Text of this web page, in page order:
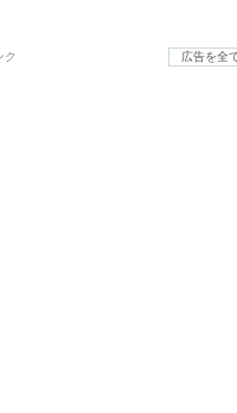
ク 広告を全